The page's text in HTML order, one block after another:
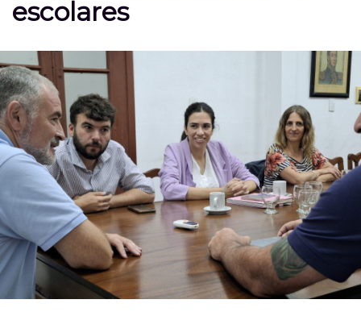
escolares